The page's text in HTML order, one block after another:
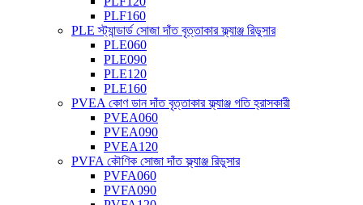
PLF160
PLE স্ট্যান্ডার্ড সোজা দাঁত বৃত্তাকার ফ্ল্যাঞ্জ রিডুসার
PLE060
PLE090
PLE120
PLE160
PVEA কোণ ডান দাঁত বৃত্তাকার ফ্ল্যাঞ্জ গতি হ্রাসকারী
PVEA060
PVEA090
PVEA120
PVFA কৌণিক সোজা দাঁত ফ্ল্যাঞ্জ রিডুসার
PVFA060
PVFA090